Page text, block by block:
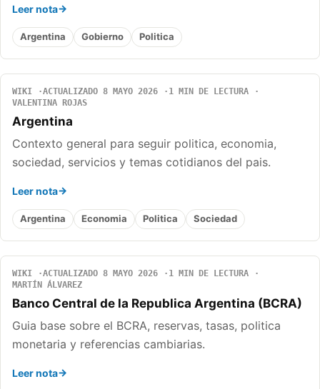
Leer nota
Argentina Gobierno Politica
WIKI ACTUALIZADO 8 MAYO 2026
1 MIN DE LECTURA
VALENTINA ROJAS
Argentina
Contexto general para seguir politica, economia,
sociedad, servicios y temas cotidianos del pais.
Leer nota
Argentina Economia Politica Sociedad
WIKI ACTUALIZADO 8 MAYO 2026
1 MIN DE LECTURA
MARTÍN ÁLVAREZ
Banco Central de la Republica Argentina (BCRA)
Guia base sobre el BCRA, reservas, tasas, politica
monetaria y referencias cambiarias.
Leer nota